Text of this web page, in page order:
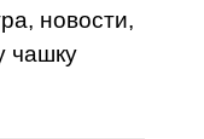
новости,
чашку